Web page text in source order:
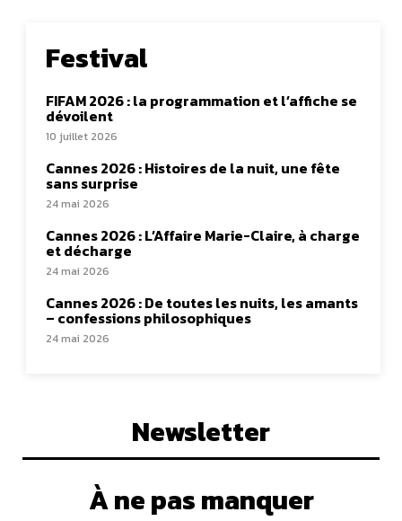
Festival
FIFAM 2026 : la programmation et l’affiche se
dévoilent
10 juillet 2026
Cannes 2026 : Histoires de la nuit, une fête
sans surprise
24 mai 2026
Cannes 2026 : L’Affaire Marie-Claire, à charge
et décharge
24 mai 2026
Cannes 2026 : De toutes les nuits, les amants
– confessions philosophiques
24 mai 2026
Newsletter
À ne pas manquer